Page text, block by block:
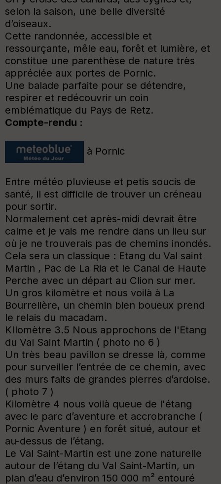
selon la saison, une belle diversité
d’oiseaux.
Cette randonnée, accessible et
ressourçante, mêle eau, forêt et lumière, et
constitue une parenthèse de nature très
appréciée aux portes de Pornic.
Une balade parfaite pour se détendre,
respirer et redécouvrir un coin
emblématique du Pays de Retz.
Compte-rendu :
à Pornic
Entre météo pluvieuse et petis soucis de
santé, il est difficile de trouver un créneau
pour sortir.
Normalement cet après-midi devrait être
calme et je vais me rendre dans un lieu sur
où je ne trouverais pas de chemins inondés.
Cela sera un classique : Etang du Val saint
Martin , Pac de La Ria et le Canal de Haute
Perche avec un départ au Clion sur mer.
Un gros kilomètre et nous voilà à La
Bourrelière, un chemin bien boueux prend
le relais du macadam.
KIlomètre 3.5 Nous approchons de l'Etang
du Val Saint Martin ( photo no 6 )
Un très beau pavillon se dresse là, comme
pour surveiller l’entrée de ce chemin, avec
des murs faits de grandes pierres d’ardoise.
( photo 7 )
Kilomètre 4 nous voilà queue de l'étang
avec le parc d’aventure et accrobranche (
Pornic Aventure ) en forêt situé, autour et
au-dessus de l’étang.
Le Val Saint-Martin est une zone naturelle
autour de l’étang du Val Saint-Martin, un
plan d’eau d’environ 150 000 m² entouré